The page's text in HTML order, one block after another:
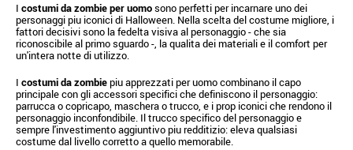
I costumi da zombie per uomosono perfetti per incarnare uno dei
personaggi piu iconici di Halloween. Nella scelta del costume migliore, i
fattori decisivi sono la fedelta visiva al personaggio - che sia
riconoscibile al primo sguardo -, la qualita dei materiali e il comfort per
un'intera notte di utilizzo.
I costumi da zombiepiu apprezzati per uomo combinano il capo
principale con gli accessori specifici che definiscono il personaggio:
parrucca o copricapo, maschera o trucco, e i prop iconici che rendono il
personaggio inconfondibile. Il trucco specifico del personaggio e
sempre l'investimento aggiuntivo piu redditizio: eleva qualsiasi
costume dal livello corretto a quello memorabile.